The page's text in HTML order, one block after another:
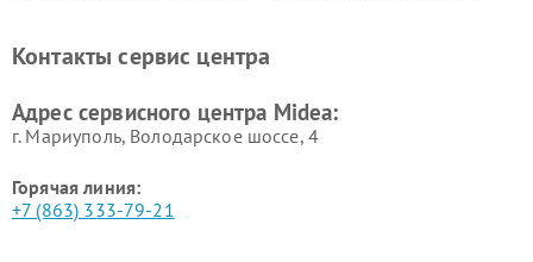
пылесосов Midea
Midea
Контакты сервис центра
Адрес сервисного центра Midea:
г. Мариуполь, Володарское шоссе, 4
Горячая линия:
+7 (863) 333-79-21